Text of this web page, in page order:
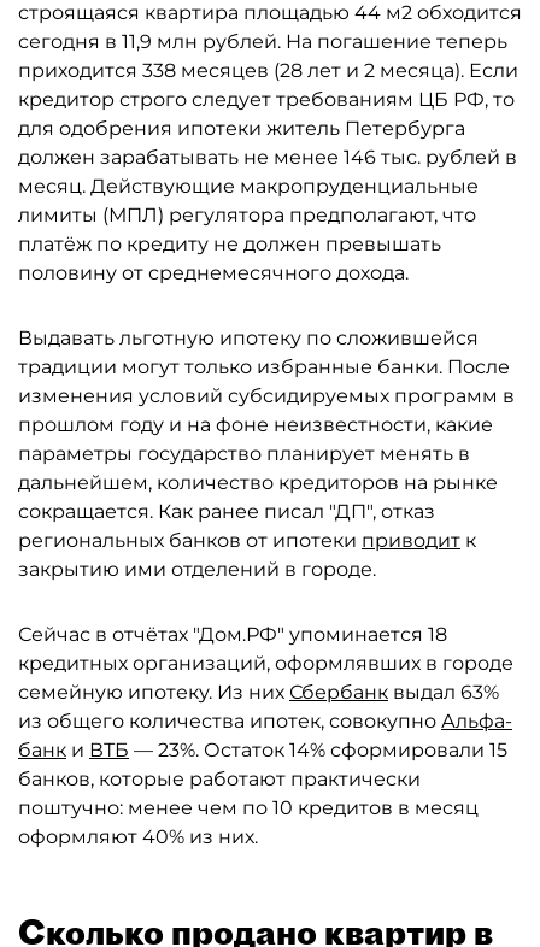
строящаяся квартира площадью 44 м2 обходится
сегодня в 11,9 млн рублей. На погашение теперь
приходится 338 месяцев (28 лет и 2 месяца). Если
кредитор строго следует требованиям ЦБ РФ, то
для одобрения ипотеки житель Петербурга
должен зарабатывать не менее 146 тыс. рублей в
месяц. Действующие макропруденциальные
лимиты (МПЛ) регулятора предполагают, что
платёж по кредиту не должен превышать
половину от среднемесячного дохода.
Выдавать льготную ипотеку по сложившейся
традиции могут только избранные банки. После
изменения условий субсидируемых программ в
прошлом году и на фоне неизвестности, какие
параметры государство планирует менять в
дальнейшем, количество кредиторов на рынке
сокращается. Как ранее писал "ДП", отказ
региональных банков от ипотеки приводит к
закрытию ими отделений в городе.
Сейчас в отчётах "Дом.РФ" упоминается 18
кредитных организаций, оформлявших в городе
семейную ипотеку. Из них Сбербанк выдал 63%
из общего количества ипотек, совокупно Альфа-
банк и ВТБ — 23%. Остаток 14% сформировали 15
банков, которые работают практически
поштучно: менее чем по 10 кредитов в месяц
оформляют 40% из них.
Сколько продано квартир в